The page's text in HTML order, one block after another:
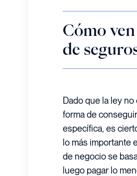
Cómo
de
Dado que la ley
forma de
específica, es
lo más importante
de negocio se
luego pagar lo